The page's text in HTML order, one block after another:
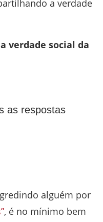
a verdade
verdade social da
as respostas
alguém por
, é no mínimo bem